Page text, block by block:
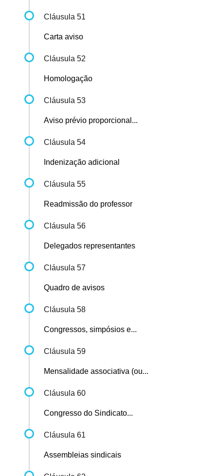
Cláusula 51
Carta aviso
Cláusula 52
Homologação
Cláusula 53
Aviso prévio proporcional...
Cláusula 54
Indenização adicional
Cláusula 55
Readmissão do professor
Cláusula 56
Delegados representantes
Cláusula 57
Quadro de avisos
Cláusula 58
Congressos, simpósios e...
Cláusula 59
Mensalidade associativa (ou...
Cláusula 60
Congresso do Sindicato...
Cláusula 61
Assembleias sindicais